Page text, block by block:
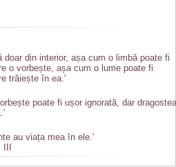
doar din interior, așa cum o limbă poate fi
o vorbește, așa cum o lume poate fi
trăiește în ea.'
poate fi ușor ignorată, dar dragostea
au viața mea în ele.'